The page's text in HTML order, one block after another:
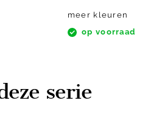
meer kleuren
op voorraad
serie